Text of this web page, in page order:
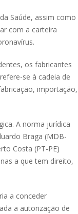
Saúde, assim como
com a carteira
os fabricantes
se à cadeia de
importação,
A norma jurídica
Braga (MDB-
Costa (PT-PE)
a que tem direito,
a conceder
a autorização de